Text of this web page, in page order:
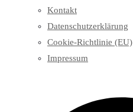
Kontakt
Datenschutzerklärung
Cookie-Richtlinie (EU)
Impressum